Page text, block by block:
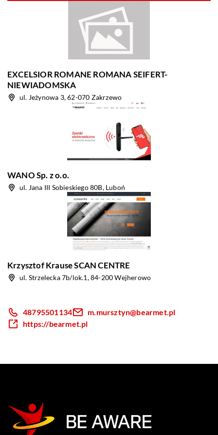
EXCELSIOR ROMANE ROMANA SEIFERT-
NIEWIADOMSKA
ul. Jeżynowa 3, 62-070 Zakrzewo
WANO Sp. z o.o.
ul. Jana III Sobieskiego 80B, Luboń
Krzysztof Krause SCAN CENTRE
ul. Strzelecka 7b/lok.1, 84-200 Wejherowo
48795501134
m.mursztyn@bearmet.pl
https://bearmet.pl